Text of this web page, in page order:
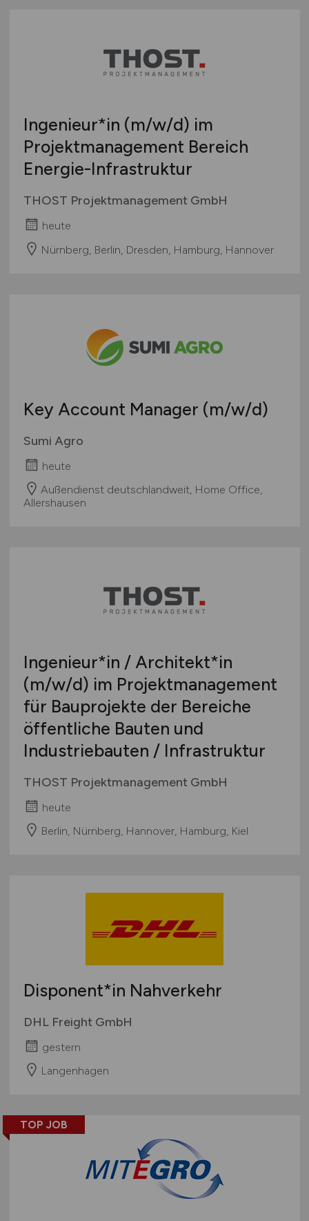
Ingenieur*in (m/w/d) im
Projektmanagement Bereich
Energie-Infrastruktur
THOST Projektmanagement GmbH
heute
Nürnberg, Berlin, Dresden, Hamburg, Hannover
Key Account Manager (m/w/d)
Sumi Agro
heute
Außendienst deutschlandweit, Home Office,
Allershausen
Ingenieur*in / Architekt*in
(m/w/d) im Projektmanagement
für Bauprojekte der Bereiche
öffentliche Bauten und
Industriebauten / Infrastruktur
THOST Projektmanagement GmbH
heute
Berlin, Nürnberg, Hannover, Hamburg, Kiel
Disponent*in Nahverkehr
DHL Freight GmbH
gestern
Langenhagen
TOP JOB